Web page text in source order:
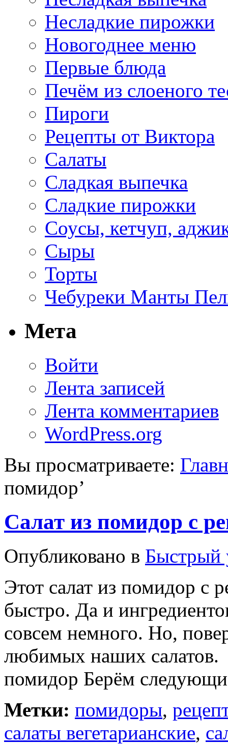
Несладкие пирожки
Новогоднее меню
Первые блюда
Печём из слоеного
Пироги
Рецепты от Виктора
Салаты
Сладкая выпечка
Сладкие пирожки
Соусы, кетчуп,
Сыры
Торты
Чебуреки Манты
Мета
Войти
Лента записей
Лента комментариев
WordPress.org
Вы просматриваете:
помидор’
Салат из помидор с
Опубликовано в Быстрый
Этот салат из помидор с
быстро. Да и
совсем немного. Но,
любимых наших салатов.
помидор Берём
Метки: помидоры,
салаты вегетарианские,